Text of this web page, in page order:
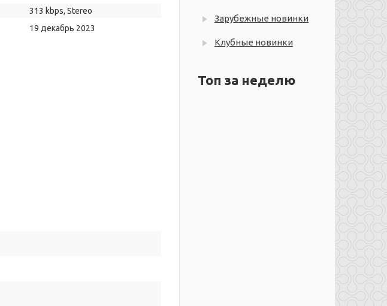
313 kbps, Stereo
19 декабрь 2023
Зарубежные новинки
Клубные новинки
Топ за неделю